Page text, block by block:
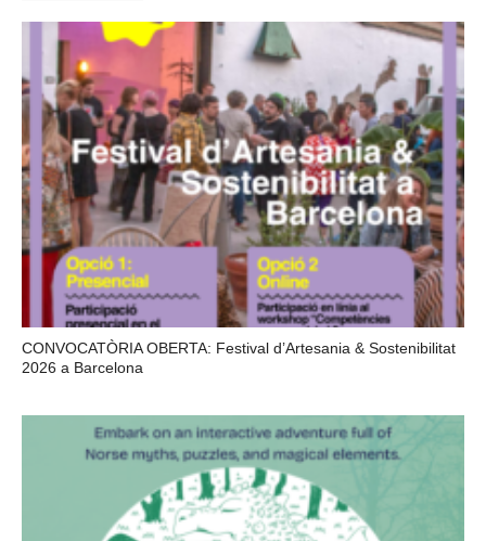
CONVOCATÒRIA OBERTA: Festival d’Artesania & Sostenibilitat
2026 a Barcelona